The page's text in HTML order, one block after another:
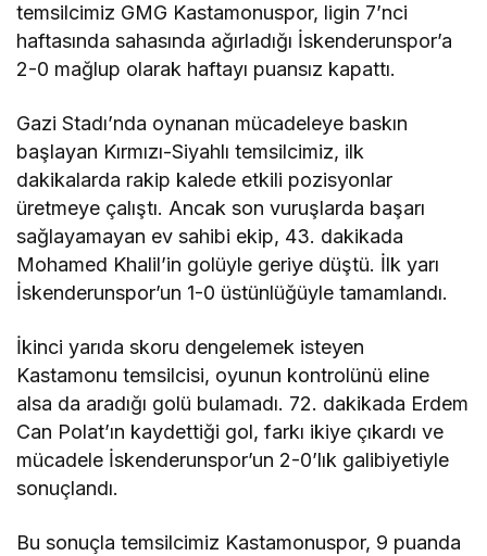
temsilcimiz GMG Kastamonuspor, ligin 7’nci
haftasında sahasında ağırladığı İskenderunspor’a
2-0 mağlup olarak haftayı puansız kapattı.
Gazi Stadı’nda oynanan mücadeleye baskın
başlayan Kırmızı-Siyahlı temsilcimiz, ilk
dakikalarda rakip kalede etkili pozisyonlar
üretmeye çalıştı. Ancak son vuruşlarda başarı
sağlayamayan ev sahibi ekip, 43. dakikada
Mohamed Khalil’in golüyle geriye düştü. İlk yarı
İskenderunspor’un 1-0 üstünlüğüyle tamamlandı.
İkinci yarıda skoru dengelemek isteyen
Kastamonu temsilcisi, oyunun kontrolünü eline
alsa da aradığı golü bulamadı. 72. dakikada Erdem
Can Polat’ın kaydettiği gol, farkı ikiye çıkardı ve
mücadele İskenderunspor’un 2-0’lık galibiyetiyle
sonuçlandı.
Bu sonuçla temsilcimiz Kastamonuspor, 9 puanda